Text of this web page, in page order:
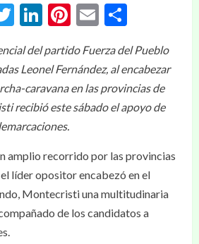
Twitter
LinkedIn
Pinterest
Email
del partido Fuerza del Pueblo
Leonel Fernández, al encabezar
caravana en las provincias de
recibió este sábado el apoyo de
amplio recorrido por las provincias
líder opositor encabezó en el
Montecristi una multitudinaria
de los candidatos a